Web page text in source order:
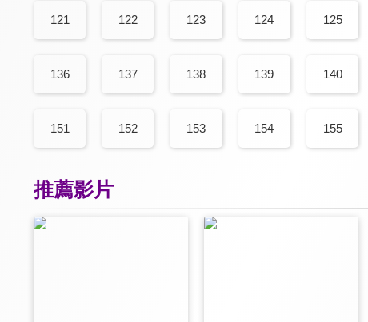
121 122 123 124 125
136 137 138 139 140
151 152 153 154 155
推薦影片